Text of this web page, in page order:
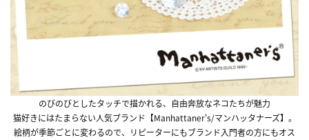
のびのびとしたタッチで描かれる、自由奔放なネコたちが魅力
猫好きにはたまらない人気ブランド【Manhattaner's/マンハッタナーズ】。
絵柄が季節ごとに変わるので、リピーターにもブランド入門者の方にもオス